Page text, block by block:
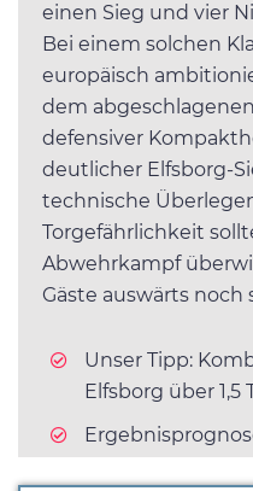
einen Sieg und vier
Bei einem solchen
europäisch
dem
defensiver
deutlicher Elfsborg-
technische
Torgefährlichkeit
Abwehrkampf
Gäste auswärts
Unser Tipp:
Elfsborg über 1,5